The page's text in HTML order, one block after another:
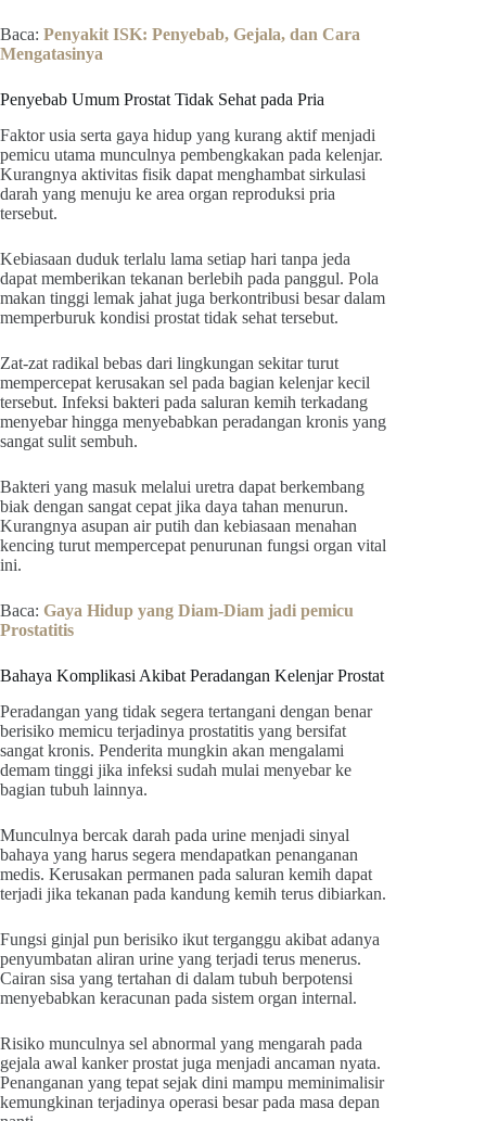
Baca: Penyakit ISK: Penyebab, Gejala, dan Cara
Mengatasinya
Penyebab Umum Prostat Tidak Sehat pada Pria
Faktor usia serta gaya hidup yang kurang aktif menjadi
pemicu utama munculnya pembengkakan pada kelenjar.
Kurangnya aktivitas fisik dapat menghambat sirkulasi
darah yang menuju ke area organ reproduksi pria
tersebut.
Kebiasaan duduk terlalu lama setiap hari tanpa jeda
dapat memberikan tekanan berlebih pada panggul. Pola
makan tinggi lemak jahat juga berkontribusi besar dalam
memperburuk kondisi prostat tidak sehat tersebut.
Zat-zat radikal bebas dari lingkungan sekitar turut
mempercepat kerusakan sel pada bagian kelenjar kecil
tersebut. Infeksi bakteri pada saluran kemih terkadang
menyebar hingga menyebabkan peradangan kronis yang
sangat sulit sembuh.
Bakteri yang masuk melalui uretra dapat berkembang
biak dengan sangat cepat jika daya tahan menurun.
Kurangnya asupan air putih dan kebiasaan menahan
kencing turut mempercepat penurunan fungsi organ vital
ini.
Baca: Gaya Hidup yang Diam-Diam jadi pemicu
Prostatitis
Bahaya Komplikasi Akibat Peradangan Kelenjar Prostat
Peradangan yang tidak segera tertangani dengan benar
berisiko memicu terjadinya prostatitis yang bersifat
sangat kronis. Penderita mungkin akan mengalami
demam tinggi jika infeksi sudah mulai menyebar ke
bagian tubuh lainnya.
Munculnya bercak darah pada urine menjadi sinyal
bahaya yang harus segera mendapatkan penanganan
medis. Kerusakan permanen pada saluran kemih dapat
terjadi jika tekanan pada kandung kemih terus dibiarkan.
Fungsi ginjal pun berisiko ikut terganggu akibat adanya
penyumbatan aliran urine yang terjadi terus menerus.
Cairan sisa yang tertahan di dalam tubuh berpotensi
menyebabkan keracunan pada sistem organ internal.
Risiko munculnya sel abnormal yang mengarah pada
gejala awal kanker prostat juga menjadi ancaman nyata.
Penanganan yang tepat sejak dini mampu meminimalisir
kemungkinan terjadinya operasi besar pada masa depan